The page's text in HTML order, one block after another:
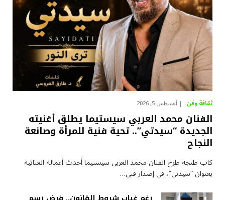
ثقافة وفن أغسطس 5, 2026
الفنان محمد العربي سيستيما يطلق أغنيته
الجديدة “سيدتي”.. تحية فنية للمرأة وصانعة
النجاح
كاب طنجة طرح الفنان محمد العربي سيستيما أحدث أعماله الغنائية
بعنوان “سيدتي”، في إصدار فني…